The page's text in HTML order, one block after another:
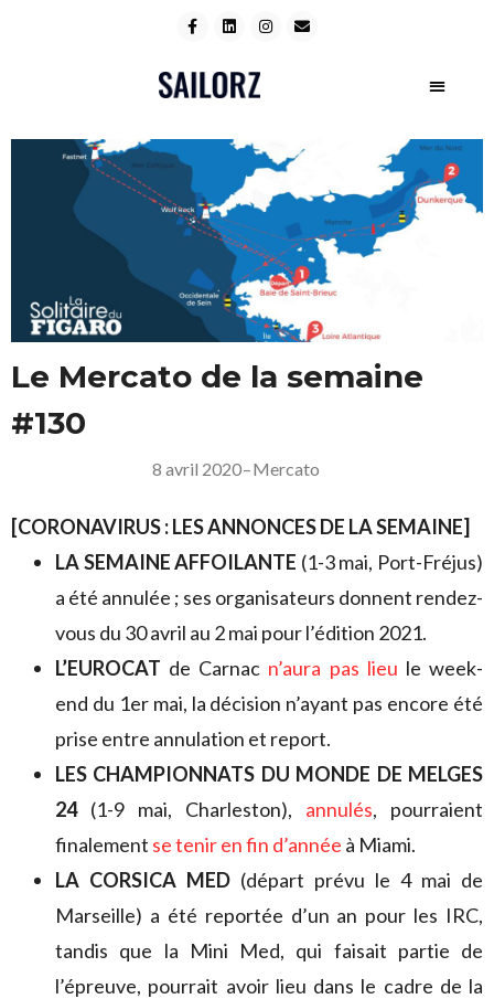
Le Mercato de la semaine
#130
8 avril 2020–Mercato
[CORONAVIRUS : LES ANNONCES DE LA SEMAINE]
LA SEMAINE AFFOILANTE (1-3 mai, Port-Fréjus)
a été annulée ; ses organisateurs donnent rendez-
vous du 30 avril au 2 mai pour l’édition 2021.
L’EUROCAT de Carnac n’aura pas lieu le week-
end du 1er mai, la décision n’ayant pas encore été
prise entre annulation et report.
LES CHAMPIONNATS DU MONDE DE MELGES
24(1-9 mai, Charleston), annulés, pourraient
finalement se tenir en fin d’année à Miami.
LA CORSICA MED (départ prévu le 4 mai de
Marseille) a été reportée d’un an pour les IRC,
tandis que la Mini Med, qui faisait partie de
l’épreuve, pourrait avoir lieu dans le cadre de la